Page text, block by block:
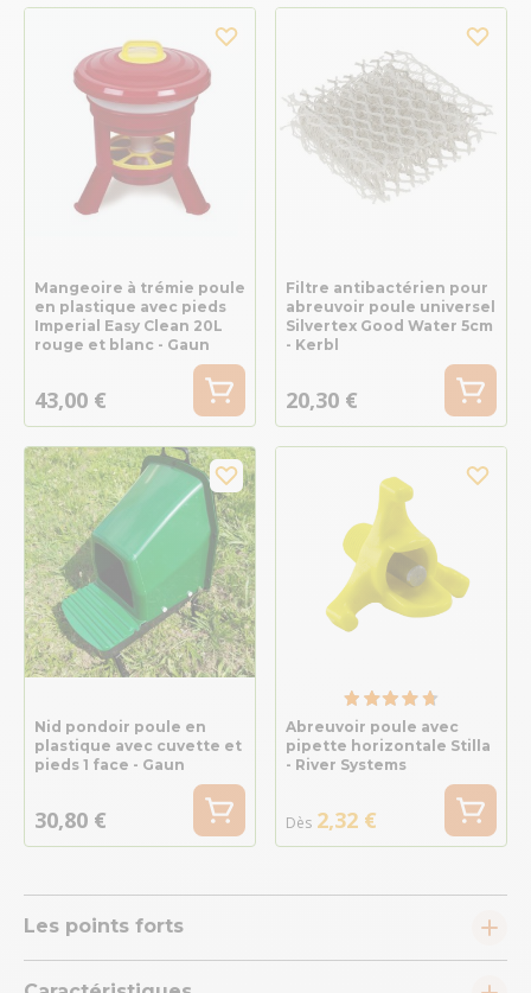
Mangeoire à trémie poule
en plastique avec pieds
Imperial Easy Clean 20L
rouge et blanc - Gaun
43,00 €
Filtre antibactérien pour
abreuvoir poule universel
Silvertex Good Water 5cm
- Kerbl
20,30 €
Nid pondoir poule en
plastique avec cuvette et
pieds 1 face - Gaun
30,80 €
Abreuvoir poule avec
pipette horizontale Stilla
- River Systems
Dès 2,32 €
Les points forts